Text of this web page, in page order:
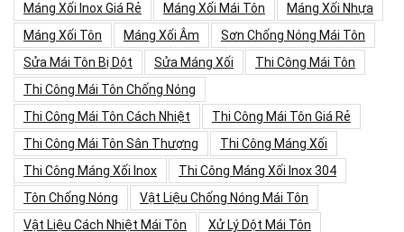
Máng Xối Inox Giá Rẻ
Máng Xối Mái Tôn
Máng Xối Nhựa
Máng Xối Tôn
Máng Xối Âm
Sơn Chống Nóng Mái Tôn
Sửa Mái Tôn Bị Dột
Sửa Máng Xối
Thi Công Mái Tôn
Thi Công Mái Tôn Chống Nóng
Thi Công Mái Tôn Cách Nhiệt
Thi Công Mái Tôn Giá Rẻ
Thi Công Mái Tôn Sân Thượng
Thi Công Máng Xối
Thi Công Máng Xối Inox
Thi Công Máng Xối Inox 304
Tôn Chống Nóng
Vật Liệu Chống Nóng Mái Tôn
Vật Liệu Cách Nhiệt Mái Tôn
Xử Lý Dột Mái Tôn